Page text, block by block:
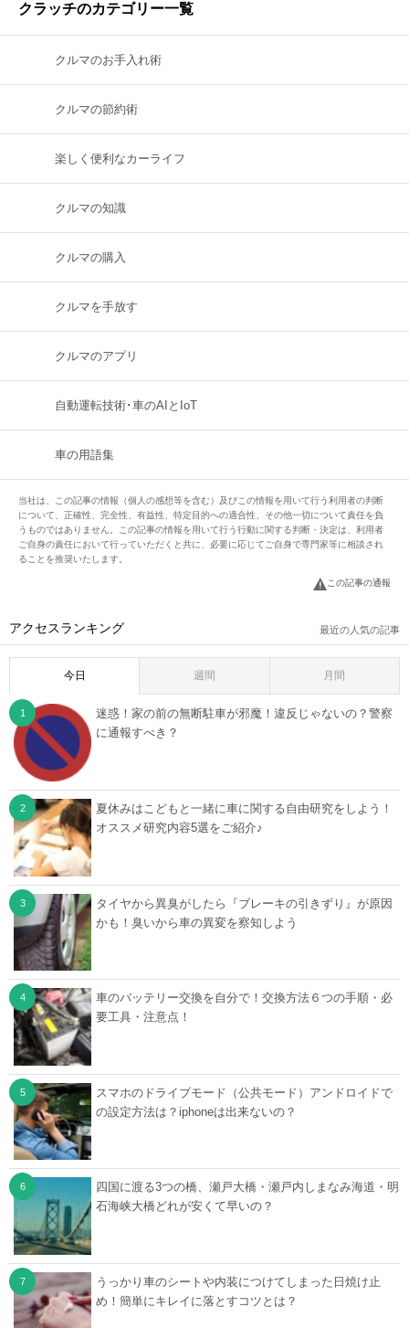
クラッチのカテゴリー一覧
クルマのお手入れ術
クルマの節約術
楽しく便利なカーライフ
クルマの知識
クルマの購入
クルマを手放す
クルマのアプリ
自動運転技術･車のAIとIoT
車の用語集
当社は、この記事の情報（個人の感想等を含む）及びこの情報を用いて行う利用者の判断
について、正確性、完全性、有益性、特定目的への適合性、その他一切について責任を負
うものではありません。この記事の情報を用いて行う行動に関する判断・決定は、利用者
ご自身の責任において行っていただくと共に、必要に応じてご自身で専門家等に相談され
ることを推奨いたします。
この記事の通報
アクセスランキング 最近の人気の記事
今日 週間 月間
迷惑！家の前の無断駐車が邪魔！違反じゃないの？警察
に通報すべき？
夏休みはこどもと一緒に車に関する自由研究をしよう！
オススメ研究内容5選をご紹介♪
タイヤから異臭がしたら『ブレーキの引きずり』が原因
かも！臭いから車の異変を察知しよう
車のバッテリー交換を自分で！交換方法６つの手順・必
要工具・注意点！
スマホのドライブモード（公共モード）アンドロイドで
の設定方法は？iphoneは出来ないの？
四国に渡る3つの橋、瀬戸大橋・瀬戸内しまなみ海道・明
石海峡大橋どれが安くて早いの？
うっかり車のシートや内装につけてしまった日焼け止
め！簡単にキレイに落とすコツとは？